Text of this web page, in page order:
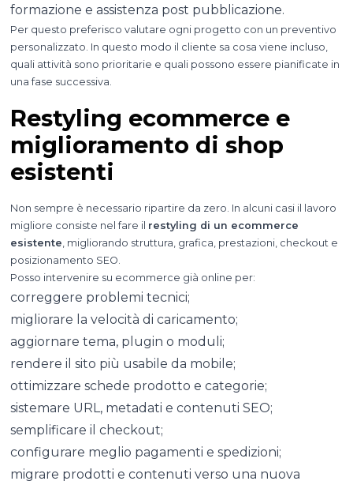
formazione e assistenza post pubblicazione.
Per questo preferisco valutare ogni progetto con un preventivo
personalizzato. In questo modo il cliente sa cosa viene incluso,
quali attività sono prioritarie e quali possono essere pianificate in
una fase successiva.
Restyling ecommerce e
miglioramento di shop
esistenti
Non sempre è necessario ripartire da zero. In alcuni casi il lavoro
migliore consiste nel fare il restyling di un ecommerce
esistente, migliorando struttura, grafica, prestazioni, checkout e
posizionamento SEO.
Posso intervenire su ecommerce già online per:
correggere problemi tecnici;
migliorare la velocità di caricamento;
aggiornare tema, plugin o moduli;
rendere il sito più usabile da mobile;
ottimizzare schede prodotto e categorie;
sistemare URL, metadati e contenuti SEO;
semplificare il checkout;
configurare meglio pagamenti e spedizioni;
migrare prodotti e contenuti verso una nuova